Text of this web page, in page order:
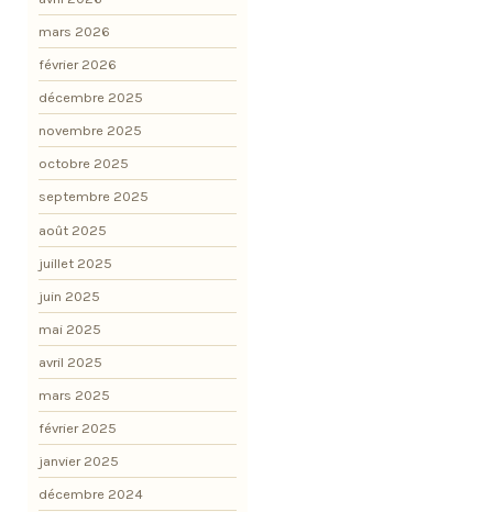
mars 2026
février 2026
décembre 2025
novembre 2025
octobre 2025
septembre 2025
août 2025
juillet 2025
juin 2025
mai 2025
avril 2025
mars 2025
février 2025
janvier 2025
décembre 2024